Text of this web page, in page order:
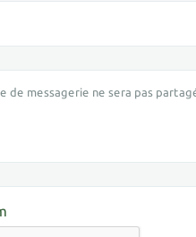
de messagerie ne sera pas